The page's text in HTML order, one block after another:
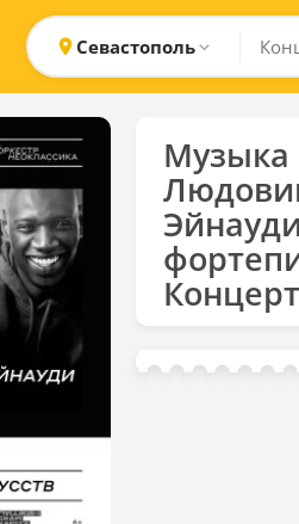
Севастополь
Музыка